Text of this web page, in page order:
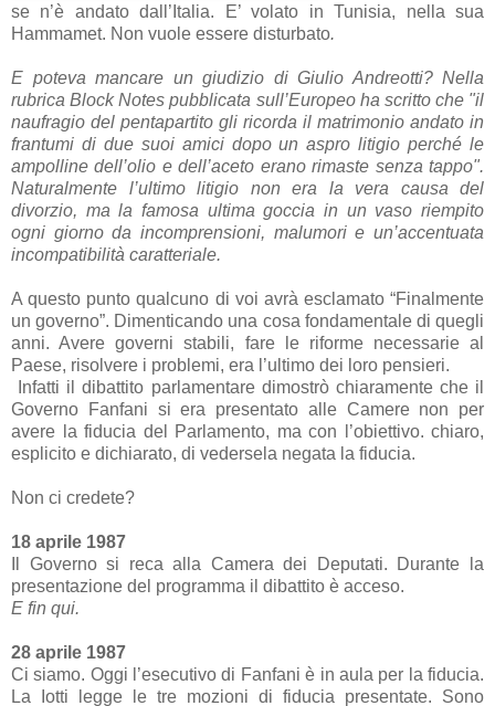
se n’è andato dall’Italia. E’ volato in Tunisia, nella sua
Hammamet. Non vuole essere disturbato.
E poteva mancare un giudizio di Giulio Andreotti? Nella
rubrica Block Notes pubblicata sull’Europeo ha scritto che "il
naufragio del pentapartito gli ricorda il matrimonio andato in
frantumi di due suoi amici dopo un aspro litigio perché le
ampolline dell’olio e dell’aceto erano rimaste senza tappo".
Naturalmente l’ultimo litigio non era la vera causa del
divorzio, ma la famosa ultima goccia in un vaso riempito
ogni giorno da incomprensioni, malumori e un’accentuata
incompatibilità caratteriale.
A questo punto qualcuno di voi avrà esclamato “Finalmente
un governo”. Dimenticando una cosa fondamentale di quegli
anni. Avere governi stabili, fare le riforme necessarie al
Paese, risolvere i problemi, era l’ultimo dei loro pensieri.
Infatti il dibattito parlamentare dimostrò chiaramente che il
Governo Fanfani si era presentato alle Camere non per
avere la fiducia del Parlamento, ma con l’obiettivo. chiaro,
esplicito e dichiarato, di vedersela negata la fiducia.
Non ci credete?
18 aprile 1987
Il Governo si reca alla Camera dei Deputati. Durante la
presentazione del programma il dibattito è acceso.
E fin qui.
28 aprile 1987
Ci siamo. Oggi l’esecutivo di Fanfani è in aula per la fiducia.
La Iotti legge le tre mozioni di fiducia presentate. Sono